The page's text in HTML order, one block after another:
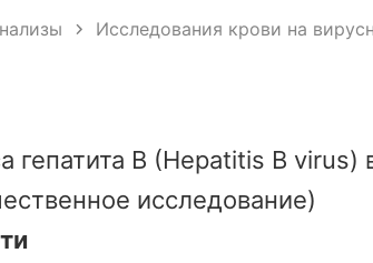
Исследования крови на
B (Hepatitis B virus)
исследование)